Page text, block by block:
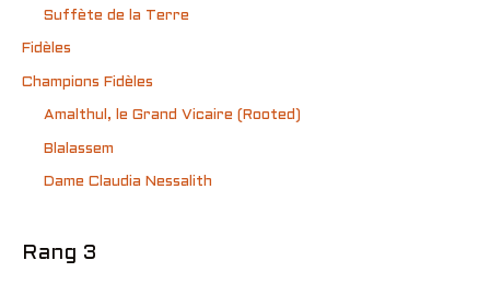
Suffète de la Terre
Fidèles
Champions Fidèles
Amalthul, le Grand Vicaire (Rooted)
Blalassem
Dame Claudia Nessalith
Rang 3